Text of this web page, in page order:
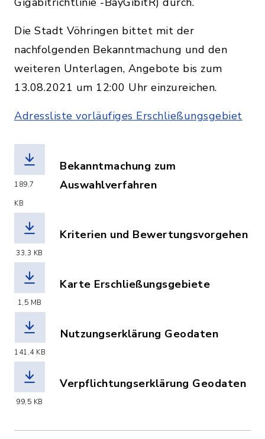
Die Stadt Vöhringen bittet mit der
nachfolgenden Bekanntmachung und den
weiteren Unterlagen, Angebote bis zum
13.08.2021 um 12:00 Uhr einzureichen.
Adressliste vorläufiges Erschließungsgebiet
189,7
KB
Bekanntmachung zum
Auswahlverfahren
33,3 KB
Kriterien und Bewertungsvorgehen
1,5 MB
Karte Erschließungsgebiete
141,4 KB
Nutzungserklärung Geodaten
99,5 KB
Verpflichtungserklärung Geodaten